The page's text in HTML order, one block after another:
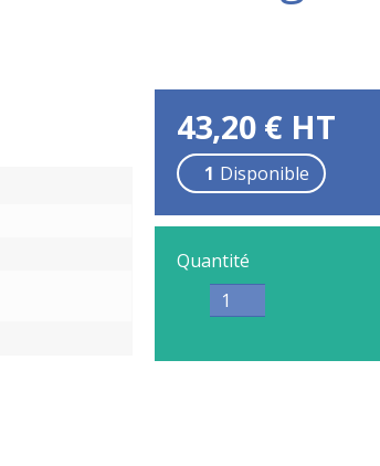
43,20 € HT
1 Disponible
Quantité